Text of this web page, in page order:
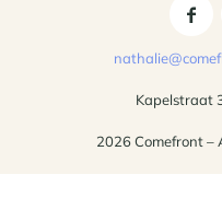
Kapelstraat
2026 Comefront –